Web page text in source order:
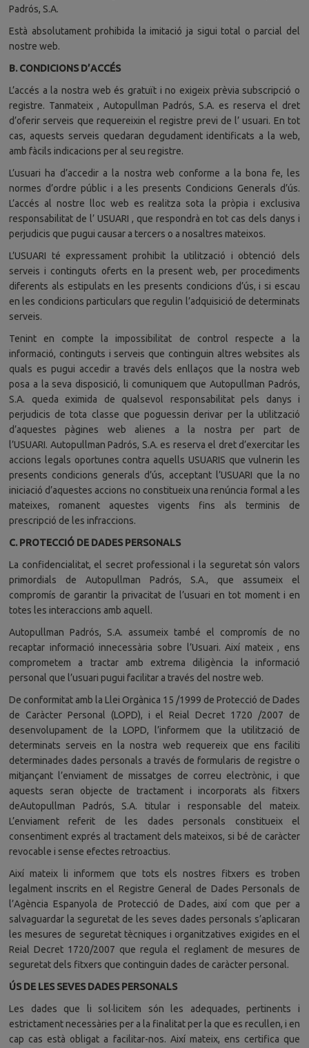
Padrós, S.A.
Està absolutament prohibida la imitació ja sigui total o parcial del
nostre web.
B. CONDICIONS D’ACCÉS
L’accés a la nostra web és gratuït i no exigeix prèvia subscripció o
registre. Tanmateix , Autopullman Padrós, S.A. es reserva el dret
d’oferir serveis que requereixin el registre previ de l’ usuari. En tot
cas, aquests serveis quedaran degudament identificats a la web,
amb fàcils indicacions per al seu registre.
L’usuari ha d’accedir a la nostra web conforme a la bona fe, les
normes d’ordre públic i a les presents Condicions Generals d’ús.
L’accés al nostre lloc web es realitza sota la pròpia i exclusiva
responsabilitat de l’ USUARI , que respondrà en tot cas dels danys i
perjudicis que pugui causar a tercers o a nosaltres mateixos.
L’USUARI té expressament prohibit la utilització i obtenció dels
serveis i continguts oferts en la present web, per procediments
diferents als estipulats en les presents condicions d’ús, i si escau
en les condicions particulars que regulin l’adquisició de determinats
serveis.
Tenint en compte la impossibilitat de control respecte a la
informació, continguts i serveis que continguin altres websites als
quals es pugui accedir a través dels enllaços que la nostra web
posa a la seva disposició, li comuniquem que Autopullman Padrós,
S.A. queda eximida de qualsevol responsabilitat pels danys i
perjudicis de tota classe que poguessin derivar per la utilització
d’aquestes pàgines web alienes a la nostra per part de
l’USUARI. Autopullman Padrós, S.A. es reserva el dret d’exercitar les
accions legals oportunes contra aquells USUARIS que vulnerin les
presents condicions generals d’ús, acceptant l’USUARI que la no
iniciació d’aquestes accions no constitueix una renúncia formal a les
mateixes, romanent aquestes vigents fins als terminis de
prescripció de les infraccions.
C. PROTECCIÓ DE DADES PERSONALS
La confidencialitat, el secret professional i la seguretat són valors
primordials de Autopullman Padrós, S.A., que assumeix el
compromís de garantir la privacitat de l’usuari en tot moment i en
totes les interaccions amb aquell.
Autopullman Padrós, S.A. assumeix també el compromís de no
recaptar informació innecessària sobre l’Usuari. Així mateix , ens
comprometem a tractar amb extrema diligència la informació
personal que l’usuari pugui facilitar a través del nostre web.
De conformitat amb la Llei Orgànica 15 /1999 de Protecció de Dades
de Caràcter Personal (LOPD), i el Reial Decret 1720 /2007 de
desenvolupament de la LOPD, l’informem que la utilització de
determinats serveis en la nostra web requereix que ens faciliti
determinades dades personals a través de formularis de registre o
mitjançant l’enviament de missatges de correu electrònic, i que
aquests seran objecte de tractament i incorporats als fitxers
deAutopullman Padrós, S.A. titular i responsable del mateix.
L’enviament referit de les dades personals constitueix el
consentiment exprés al tractament dels mateixos, si bé de caràcter
revocable i sense efectes retroactius.
Així mateix li informem que tots els nostres fitxers es troben
legalment inscrits en el Registre General de Dades Personals de
l’Agència Espanyola de Protecció de Dades, així com que per a
salvaguardar la seguretat de les seves dades personals s’aplicaran
les mesures de seguretat tècniques i organitzatives exigides en el
Reial Decret 1720/2007 que regula el reglament de mesures de
seguretat dels fitxers que continguin dades de caràcter personal.
ÚS DE LES SEVES DADES PERSONALS
Les dades que li sol·licitem són les adequades, pertinents i
estrictament necessàries per a la finalitat per la que es recullen, i en
cap cas està obligat a facilitar-nos. Així mateix, ens certifica que